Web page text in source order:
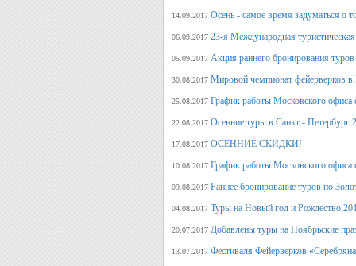
14.09.2017 Осень - самое время задуматься о
06.09.2017 23-я Международная
05.09.2017 Акция раннего бронирования
30.08.2017 Мировой чемпионат фейерверков в
25.08.2017 График работы Московского офиса
22.08.2017 Осенние туры в Санкт - Петербург
17.08.2017 ОСЕННИЕ СКИДКИ!
10.08.2017 График работы Московского офиса
09.08.2017 Раннее бронирование туров по
04.08.2017 Туры на Новый год и Рождество
20.07.2017 Добавлены туры на Ноябрьские
13.07.2017 Фестиваля Фейерверков